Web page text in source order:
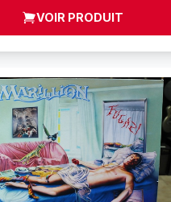
VOIR PRODUIT